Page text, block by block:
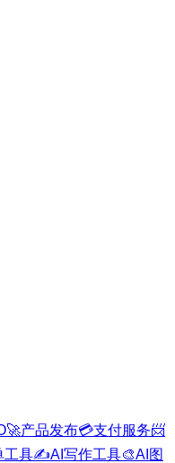
🚀产品发布💳支付服务📨
工具✍️AI写作工具🎨AI图